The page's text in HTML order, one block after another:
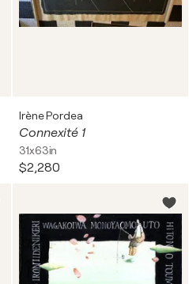
Irène Pordea
Connexité 1
31x63in
$2,280